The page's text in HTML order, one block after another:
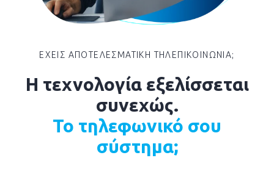
ΕΧΕΙΣ ΑΠΟΤΕΛΕΣΜΑΤΙΚΗ ΤΗΛΕΠΙΚΟΙΝΩΝΙΑ;
H τεχνολογία εξελίσσεται
συνεχώς.
Το τηλεφωνικό σου
σύστημα;